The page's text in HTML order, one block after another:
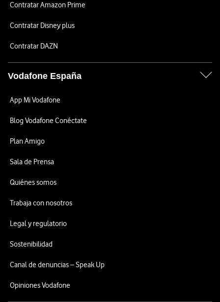
Contratar Amazon Prime
Contratar Disney plus
Contratar DAZN
Vodafone España
App Mi Vodafone
Blog Vodafone Conéctate
Plan Amigo
Sala de Prensa
Quiénes somos
Trabaja con nosotros
Legal y regulatorio
Sostenibilidad
Canal de denuncias – Speak Up
Opiniones Vodafone